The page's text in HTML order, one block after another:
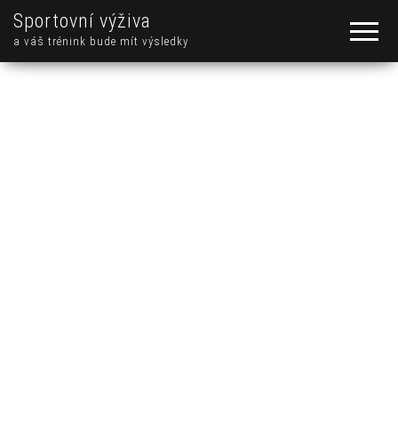
Sportovní výživa
a váš trénink bude mít výsledky